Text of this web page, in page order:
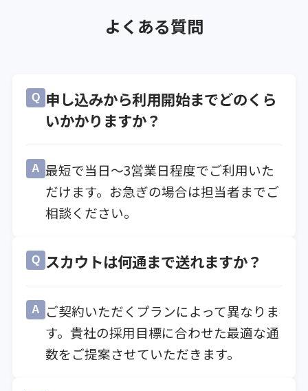
よくある質問
Q 申し込みから利用開始までどのくら
いかかりますか？
A 最短で当日〜3営業日程度でご利用いた
だけます。お急ぎの場合は担当者までご
相談ください。
Q スカウトは何通まで送れますか？
A
ご契約いただくプランによって異なりま
す。貴社の採用目標に合わせた最適な通
数をご提案させていただきます。